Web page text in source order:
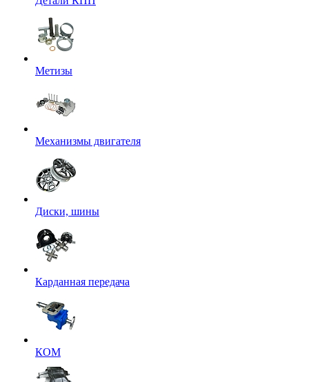
Метизы
Механизмы двигателя
Диски, шины
Карданная передача
КОМ